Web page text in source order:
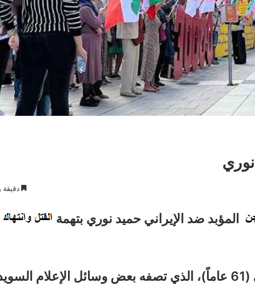
دقيقة
المؤبد ضد الإيراني حميد نوري بتهمة
الإيراني حميد نوري (61 عاماً)، الذي تصفه بعض وسائل الإعلام